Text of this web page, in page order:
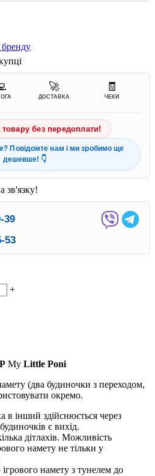
бренду
🚀
ДОСТАВКА
🧾
ЧЕКИ
товару без передоплати!
Повідомте нам і ми зробимо ще
дешевше! 👇
зв'язку!
39
53
+
My Little Poni
(два будиночки з переходом,
окремо.
в інший здійснюється через
є вихід.
дітлахів. Можливість
намету не тільки у
намету з тунелем до